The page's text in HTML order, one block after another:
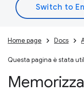
Home page Docs
Questa pagina è stata